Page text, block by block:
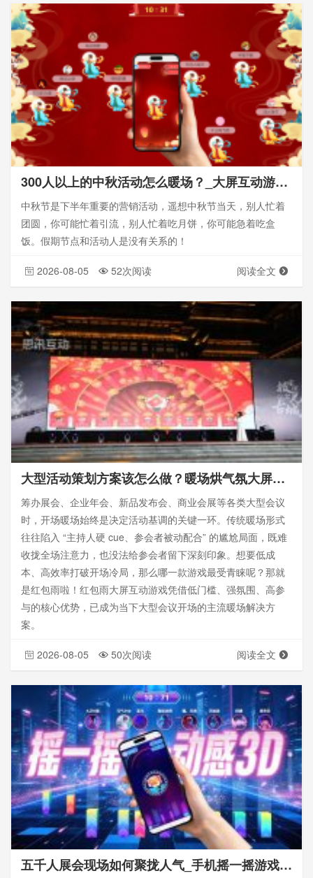
300人以上的中秋活动怎么暖场？_大屏互动游戏_思讯互动
中秋节是下半年重要的营销活动，遥想中秋节当天，别人忙着
团圆，你可能忙着引流，别人忙着吃月饼，你可能急着吃盒
饭。假期节点和活动人是没有关系的！
2026-08-05 52次阅读 阅读全文
大型活动策划方案该怎么做？暖场烘气氛大屏游戏有哪些
筹办展会、企业年会、新品发布会、商业会展等各类大型会议
时，开场暖场始终是决定活动基调的关键一环。传统暖场形式
往往陷入 “主持人硬 cue、参会者被动配合” 的尴尬局面，既难
收拢全场注意力，也没法给参会者留下深刻印象。想要低成
本、高效率打破开场冷局，那么哪一款游戏最受青睐呢？那就
是红包雨啦！红包雨大屏互动游戏凭借低门槛、强氛围、高参
与的核心优势，已成为当下大型会议开场的主流暖场解决方
案。
2026-08-05 50次阅读 阅读全文
五千人展会现场如何聚拢人气_手机摇一摇游戏怎么最快